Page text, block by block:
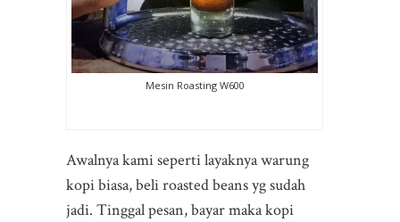
Mesin Roasting W600
Awalnya kami seperti layaknya warung
kopi biasa, beli roasted beans yg sudah
jadi. Tinggal pesan, bayar maka kopi